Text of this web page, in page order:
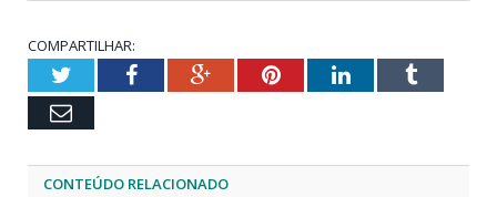
COMPARTILHAR:
TwitterFacebookGoogle+PinterestLinkedInTumblr
Email
CONTEÚDO RELACIONADO